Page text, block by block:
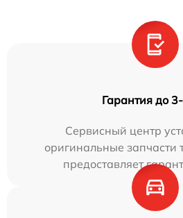
Гарантия до
Сервисный центр
оригинальные запчасти
предоставляет